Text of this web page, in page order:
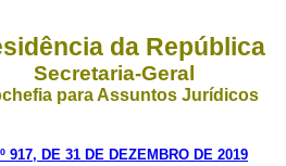
da República
Secretaria-Geral
para Assuntos Jurídicos
917, DE 31 DE DEZEMBRO DE 2019